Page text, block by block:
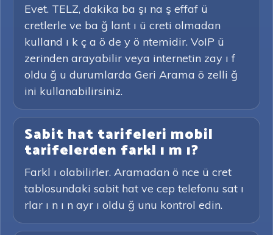
Evet. TELZ, dakika ba şı na ş effaf ü
cretlerle ve ba ğ lant ı ü creti olmadan
kulland ı k ç a ö de y ö ntemidir. VoIP ü
zerinden arayabilir veya internetin zay ı f
oldu ğ u durumlarda Geri Arama ö zelli ğ
ini kullanabilirsiniz.
Sabit hat tarifeleri mobil
tarifelerden farkl ı m ı?
Farkl ı olabilirler. Aramadan ö nce ü cret
tablosundaki sabit hat ve cep telefonu sat ı
rlar ı n ı n ayr ı oldu ğ unu kontrol edin.